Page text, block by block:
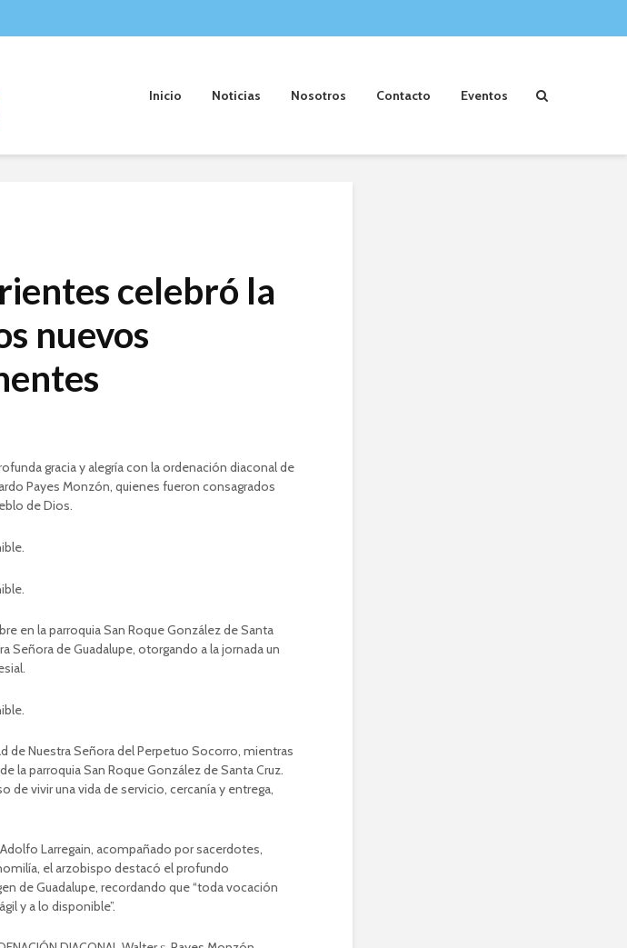
Inicio Noticias Nosotros Contacto Eventos
celebró la
nuevos
gracia y alegría con la ordenación diaconal de
Payes Monzón, quienes fueron consagrados
de Dios.
en la parroquia San Roque González de Santa
Señora de Guadalupe, otorgando a la jornada un
de Nuestra Señora del Perpetuo Socorro, mientras
la parroquia San Roque González de Santa Cruz.
vivir una vida de servicio, cercanía y entrega,
Larregain, acompañado por sacerdotes,
el arzobispo destacó el profundo
de Guadalupe, recordando que “toda vocación
y a lo disponible”.